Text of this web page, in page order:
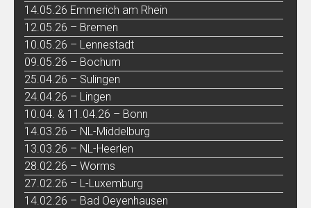
14.05.26 Emmerich am Rhein
12.05.26 – Bremen
10.05.26 – Lennestadt
09.05.26 – Bochum
25.04.26 – Sulingen
24.04.26 – Lingen
10.04. & 11.04.26 – Bonn
14.03.26 – NL-Middelburg
13.03.26 – NL-Heerlen
28.02.26 – Worms
27.02.26 – L-Luxemburg
14.02.26 – Bad Oeyenhausen